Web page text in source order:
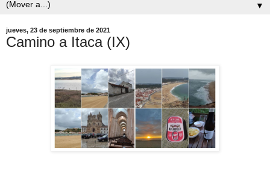
▼
jueves, 23 de septiembre de 2021
Camino a Itaca (IX)